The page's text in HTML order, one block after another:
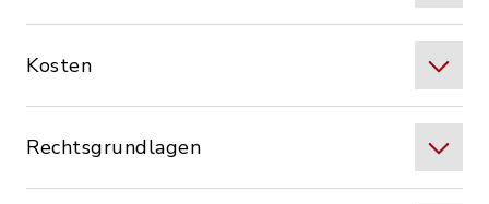
Kosten
Rechtsgrundlagen